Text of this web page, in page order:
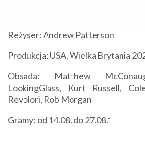
Reżyser: Andrew Patterson
Produkcja: USA, Wielka Brytania
Obsada: Matthew
LookingGlass, Kurt Russell,
Revolori, Rob Morgan
Gramy: od 14.08. do 27.08.*